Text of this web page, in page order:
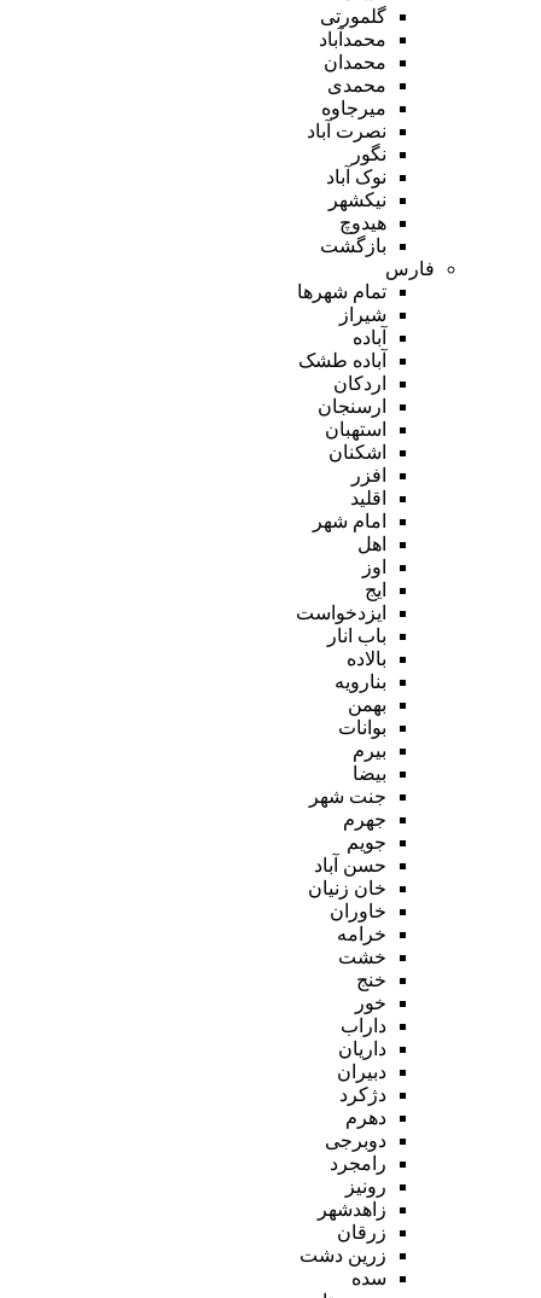
گلمورتی
محمدآباد
محمدان
محمدی
میرجاوه
نصرت آباد
نگور
نوک آباد
نیکشهر
هیدوچ
بازگشت
فارس
تمام شهر‌ها
شیراز
آباده
آباده طشک
اردکان
ارسنجان
استهبان
اشکنان
افزر
اقلید
امام شهر
اهل
اوز
ایج
ایزدخواست
باب انار
بالاده
بنارویه
بهمن
بوانات
بیرم
بیضا
جنت شهر
جهرم
جویم
حسن آباد
خان زنیان
خاوران
خرامه
خشت
خنج
خور
داراب
داریان
دبیران
دژکرد
دهرم
دوبرجی
رامجرد
رونیز
زاهدشهر
زرقان
زرین دشت
سده